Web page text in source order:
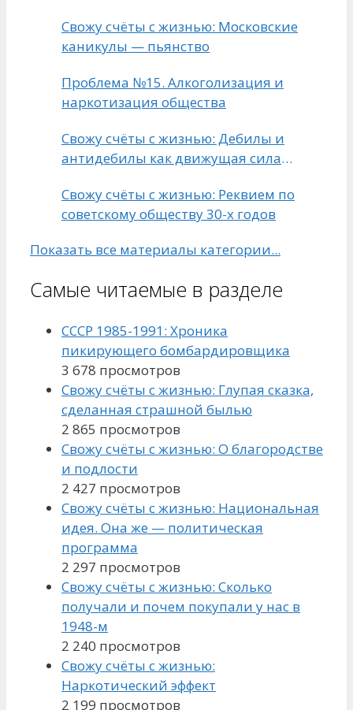
Свожу счёты с жизнью: Московские
каникулы — пьянство
Проблема №15. Алкоголизация и
наркотизация общества
Свожу счёты с жизнью: Дебилы и
антидебилы как движущая сила
Свожу счёты с жизнью: Реквием по
советскому обществу 30-х годов
Показать все материалы категории...
Самые читаемые в разделе
СССР 1985-1991: Хроника
пикирующего бомбардировщика
3 678 просмотров
Свожу счёты с жизнью: Глупая сказка,
сделанная страшной былью
2 865 просмотров
Свожу счёты с жизнью: О благородстве
и подлости
2 427 просмотров
Свожу счёты с жизнью: Национальная
идея. Она же — политическая
программа
2 297 просмотров
Свожу счёты с жизнью: Сколько
получали и почем покупали у нас в
1948-м
2 240 просмотров
Свожу счёты с жизнью:
Наркотический эффект
2 199 просмотров